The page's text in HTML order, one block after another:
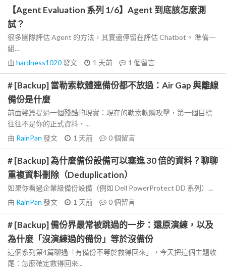
【Agent Evaluation 系列 1/6】Agent 到底該怎麼測
試？
很多團隊評估 Agent 的方法，其實還停留在評估 Chatbot。 準備一
組...
由 hardness1020發文 1 天前 1 個留言
# [Backup] 當勒索軟體連備份都不放過：Air Gap 與離線
備份是什麼
前面幾篇提過一個殘酷的現實：現在的勒索軟體攻擊，第一個目標
往往不是你的正式資料，...
由 RainPan 發文 1 天前 0個留言
# [Backup] 為什麼備份設備可以塞進 30 倍的資料？聊聊
重複資料刪除（Deduplication）
如果你看過企業級備份設備（例如 Dell PowerProtect DD 系列）...
由 RainPan 發文 1 天前 0個留言
# [Backup] 備份界最常被跳過的一步：還原演練，以及
為什麼「沒演練過的備份」等於沒備份
這個系列第4篇聊過「有備份不等於救得回來」，今天把這個主題收
尾：怎麼確定救得回來...